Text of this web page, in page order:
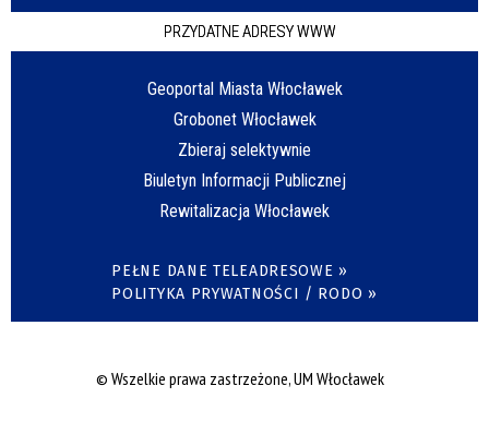
PRZYDATNE ADRESY WWW
Geoportal Miasta Włocławek
Grobonet Włocławek
Zbieraj selektywnie
Biuletyn Informacji Publicznej
Rewitalizacja Włocławek
PEŁNE DANE TELEADRESOWE »
POLITYKA PRYWATNOŚCI / RODO »
© Wszelkie prawa zastrzeżone, UM Włocławek